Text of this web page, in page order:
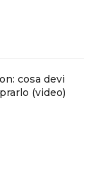
cosa devi
(video)